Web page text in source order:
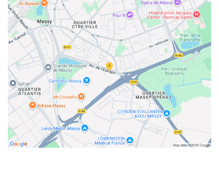
mercredi
09:00 - 12:3013:30 - 19:00
jeudi
09:00 - 12:3013:30 - 19:00
vendredi
09:00 - 12:3013:30 - 19:00
samedi
09:00 - 12:3013:30 - 19:00
dimanche
fermé